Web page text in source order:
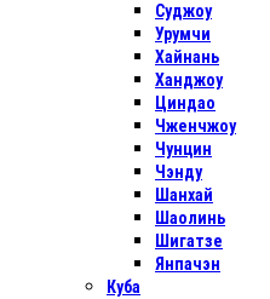
Суджоу
Урумчи
Хайнань
Ханджоу
Циндао
Чженчжоу
Чунцин
Чэнду
Шанхай
Шаолинь
Шигатзе
Янпачэн
Куба